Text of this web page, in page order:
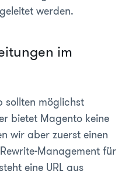
werden.
im
sollten möglichst
bietet Magento keine
wir aber zuerst einen
Management für
eine URL aus